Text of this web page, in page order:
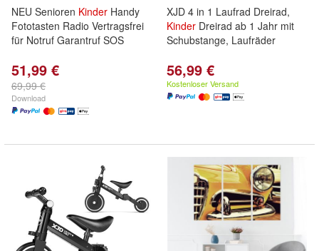
NEU Senioren Kinder Handy
Fototasten Radio Vertragsfrei
für Notruf Garantruf SOS
51,99 €
69,99 €
Download
XJD 4 in 1 Laufrad Dreirad,
Kinder Dreirad ab 1 Jahr mit
Schubstange, Laufräder
56,99 €
Kostenloser Versand